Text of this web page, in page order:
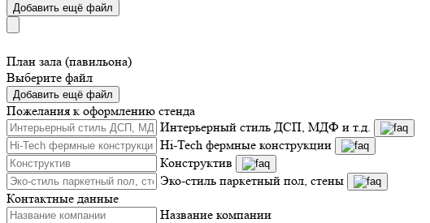
Добавить ещё файл
План зала (павильона)
Выберите файл
Добавить ещё файл
Пожелания к оформлению стенда
Интерьерный стиль ДСП, МДФ и т.д.
Hi-Tech фермные конструкции
Конструктив
Эко-стиль паркетный пол, стены
Контактные данные
Название компании